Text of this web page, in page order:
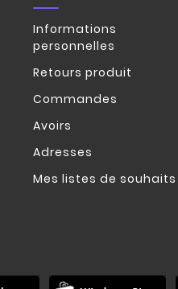
Informations
personnelles
Retours produit
Commandes
Avoirs
Adresses
Mes listes de souhaits